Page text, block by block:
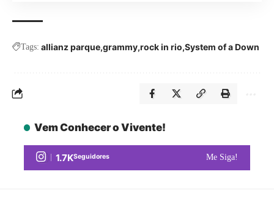
Tags: allianz parque grammy rock in rio System of a Down
Vem Conhecer o Vivente!
1.7KSeguidores Me Siga!